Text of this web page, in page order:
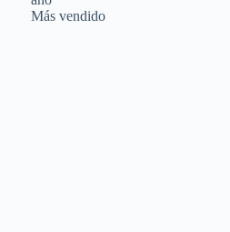
Más vendido